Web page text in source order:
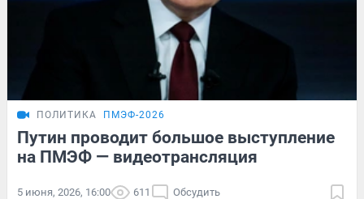
ПОЛИТИКА ПМЭФ-2026
Путин проводит большое выступление
на ПМЭФ — видеотрансляция
5 июня, 2026, 16:00 611 Обсудить